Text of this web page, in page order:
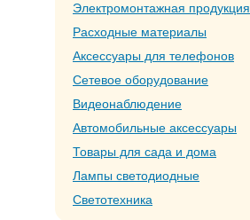
Электромонтажная продукция
Расходные материалы
Аксессуары для телефонов
Сетевое оборудование
Видеонаблюдение
Автомобильные аксессуары
Товары для сада и дома
Лампы светодиодные
Светотехника